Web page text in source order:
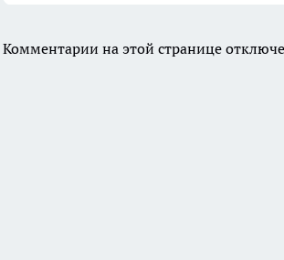
Комментарии на этой странице